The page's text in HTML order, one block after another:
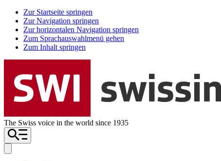
Zur Startseite springen
Zur Navigation springen
Zur horizontalen Navigation springen
Zum Sprachauswahlmenü gehen
Zum Inhalt springen
The Swiss voice in the world since 1935